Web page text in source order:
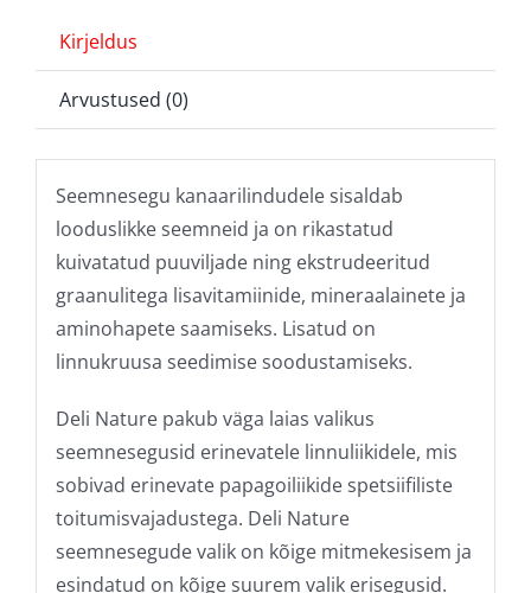
Kirjeldus
Arvustused (0)
Seemnesegu kanaarilindudele sisaldab
looduslikke seemneid ja on rikastatud
kuivatatud puuviljade ning ekstrudeeritud
graanulitega lisavitamiinide, mineraalainete ja
aminohapete saamiseks. Lisatud on
linnukruusa seedimise soodustamiseks.
Deli Nature pakub väga laias valikus
seemnesegusid erinevatele linnuliikidele, mis
sobivad erinevate papagoiliikide spetsiifiliste
toitumisvajadustega. Deli Nature
seemnesegude valik on kõige mitmekesisem ja
esindatud on kõige suurem valik erisegusid.